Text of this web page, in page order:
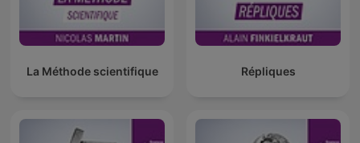
La Méthode scientifique Répliques